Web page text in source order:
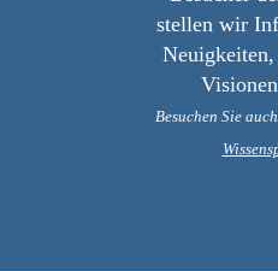
stellen wir
Besuchen Sie